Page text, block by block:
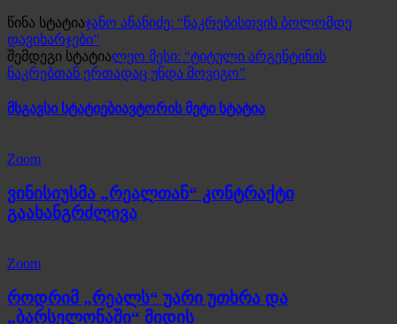
წინა სტატიაჯანო ანანიძე: “ნაკრებისთვის ბოლომდე
დავიხარჯები”
შემდეგი სტატიალეო მესი: “ტიტული არგენტინის
ნაკრებთან ერთადაც უნდა მოვიგო”
მსგავსი სტატიებიავტორის მეტი სტატია
Zoom
ვინისიუსმა „რეალთან“ კონტრაქტი
გაახანგრძლივა
Zoom
როდრიმ „რეალს“ უარი უთხრა და
„ბარსელონაში“ მიდის